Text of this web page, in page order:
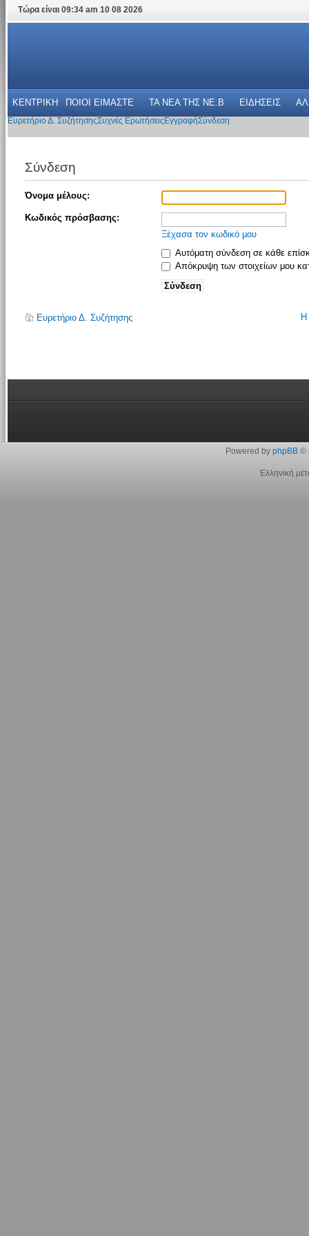
Τώρα είναι 09:34 am 10 08 2026
ΚΕΝΤΡΙΚΗ ΠΟΙΟΙ ΕΙΜΑΣΤΕ ΤΑ ΝΕΑ THΣ NE.B ΕΙΔΗΣΕΙΣ
Ευρετήριο Δ. ΣυζήτησηςΣυχνές Ερωτήσεις ΕγγραφήΣύνδεση
Σύνδεση
Όνομα μέλους:
Κωδικός πρόσβασης:
Ξέχασα τον κωδικό μου
Αυτόματη σύνδεση σε κάθε
Απόκρυψη των στοιχείων μου
Ευρετήριο Δ. Συζήτησης Η
Powered by phpBB©
Ελληνική